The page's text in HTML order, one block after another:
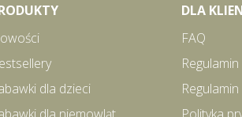
dla dzieci
DLA
FAQ
Regulamin